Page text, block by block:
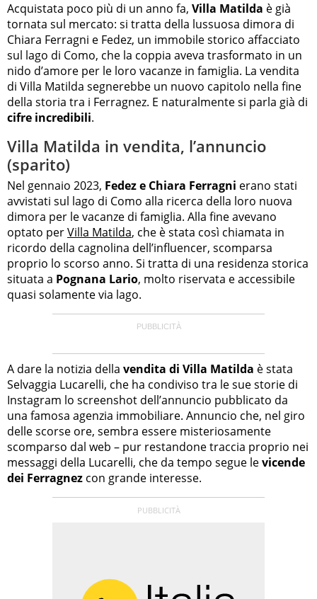
Acquistata poco più di un anno fa, Villa Matilda è già
tornata sul mercato: si tratta della lussuosa dimora di
Chiara Ferragni e Fedez, un immobile storico affacciato
sul lago di Como, che la coppia aveva trasformato in un
nido d’amore per le loro vacanze in famiglia. La vendita
di Villa Matilda segnerebbe un nuovo capitolo nella fine
della storia tra i Ferragnez. E naturalmente si parla già di
cifre incredibili.
Villa Matilda in vendita, l’annuncio
(sparito)
Nel gennaio 2023, Fedez e Chiara Ferragni erano stati
avvistati sul lago di Como alla ricerca della loro nuova
dimora per le vacanze di famiglia. Alla fine avevano
optato perVilla Matilda, che è stata così chiamata in
ricordo della cagnolina dell’influencer, scomparsa
proprio lo scorso anno. Si tratta di una residenza storica
situata a Pognana Lario, molto riservata e accessibile
quasi solamente via lago.
A dare la notizia della vendita di Villa Matilda è stata
Selvaggia Lucarelli, che ha condiviso tra le sue storie di
Instagram lo screenshot dell’annuncio pubblicato da
una famosa agenzia immobiliare. Annuncio che, nel giro
delle scorse ore, sembra essere misteriosamente
scomparso dal web – pur restandone traccia proprio nei
messaggi della Lucarelli, che da tempo segue levicende
dei Ferragnez con grande interesse.